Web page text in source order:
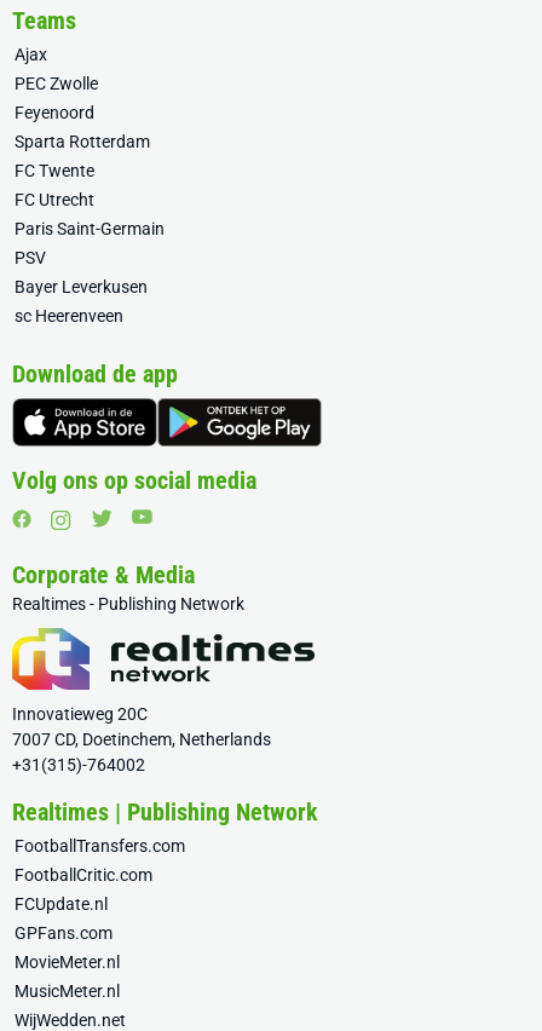
Teams
Ajax
PEC Zwolle
Feyenoord
Sparta Rotterdam
FC Twente
FC Utrecht
Paris Saint-Germain
PSV
Bayer Leverkusen
sc Heerenveen
Download de app
Volg ons op social media
Corporate & Media
Realtimes - Publishing Network
Innovatieweg 20C
7007 CD, Doetinchem, Netherlands
+31(315)-764002
Realtimes | Publishing Network
FootballTransfers.com
FootballCritic.com
FCUpdate.nl
GPFans.com
MovieMeter.nl
MusicMeter.nl
WijWedden.net